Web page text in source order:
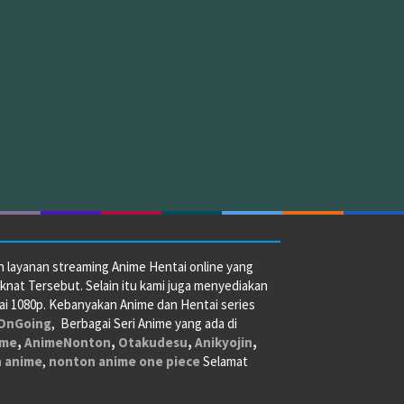
streaming Anime Hentai online yang
Tersebut. Selain itu kami juga menyediakan
Kebanyakan Anime dan Hentai series
, Berbagai Seri Anime yang ada di
, AnimeNonton, Otakudesu, Anikyojin,
anime, nonton anime one pieceSelamat